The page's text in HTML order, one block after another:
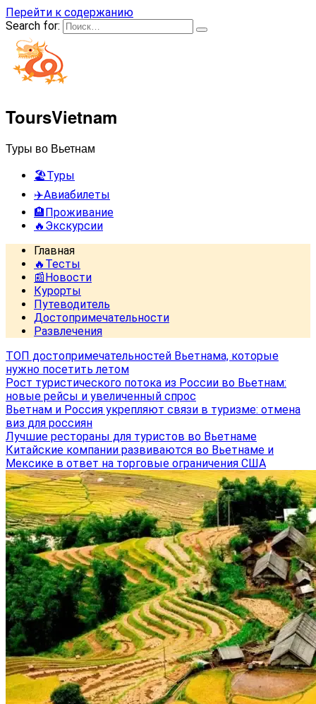
Перейти к содержанию
Search for:
ToursVietnam
Туры во Вьетнам
🏖️Туры
✈️Авиабилеты
🏨Проживание
🔥Экскурсии
Главная
🔥Тесты
📰Новости
Курорты
Путеводитель
Достопримечательности
Развлечения
ТОП достопримечательностей Вьетнама, которые
нужно посетить летом
Рост туристического потока из России во Вьетнам:
новые рейсы и увеличенный спрос
Вьетнам и Россия укрепляют связи в туризме: отмена
виз для россиян
Лучшие рестораны для туристов во Вьетнаме
Китайские компании развиваются во Вьетнаме и
Мексике в ответ на торговые ограничения США